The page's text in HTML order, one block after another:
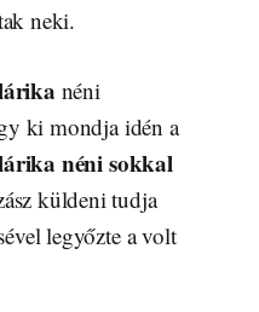
neki.
néni
ki mondja idén a
néni sokkal
küldeni tudja
legyőzte a volt